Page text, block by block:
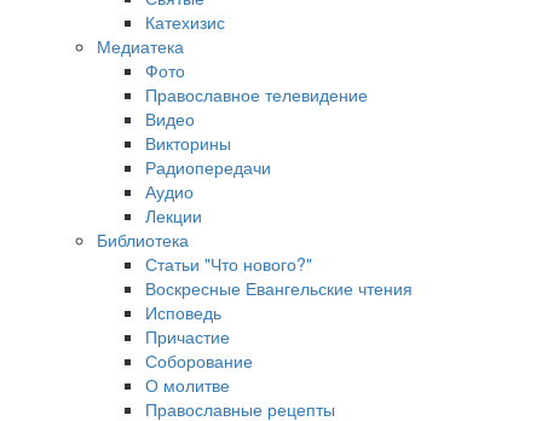
Катехизис
Медиатека
Фото
Православное телевидение
Видео
Викторины
Радиопередачи
Аудио
Лекции
Библиотека
Статьи "Что нового?"
Воскресные Евангельские чтения
Исповедь
Причастие
Соборование
О молитве
Православные рецепты